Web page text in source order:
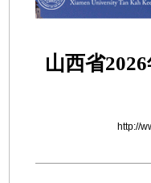
山西省
http://